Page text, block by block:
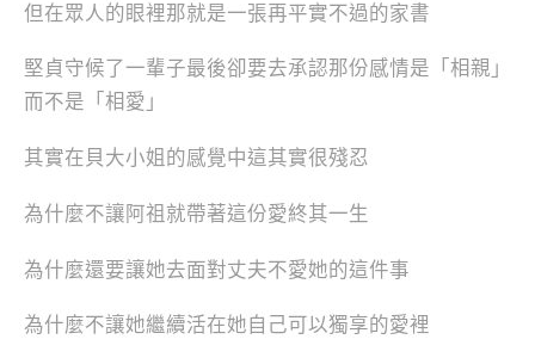
但在眾人的眼裡那就是一張再平實不過的家書
堅貞守候了一輩子最後卻要去承認那份感情是「相親」
而不是「相愛」
其實在貝大小姐的感覺中這其實很殘忍
為什麼不讓阿祖就帶著這份愛終其一生
為什麼還要讓她去面對丈夫不愛她的這件事
為什麼不讓她繼續活在她自己可以獨享的愛裡